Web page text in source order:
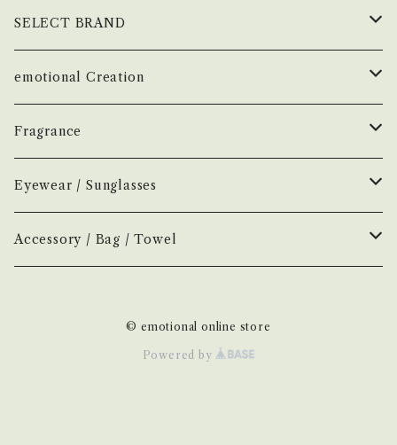
SELECT BRAND
çanoma
香水
お香
Earl of East
Air Freshener
Home Mist
Melt
DIVE
NEW.eyewear
emotional Creation
Vintage
Fragrance
Accessory
Fragrance
Perfume
Incense
Eyewear / Sunglasses
Color Lens
Accessory / Bag / Towel
© emotional online store
Powered by